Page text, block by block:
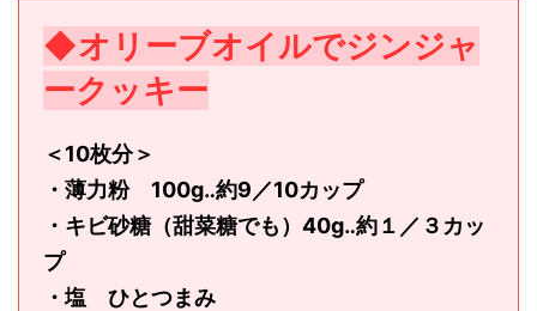
◆オリーブオイルでジンジャ
ークッキー
＜10枚分＞
・薄力粉 100g‥約9／10カップ
・キビ砂糖（甜菜糖でも）40g‥約１／３カッ
プ
・塩 ひとつまみ